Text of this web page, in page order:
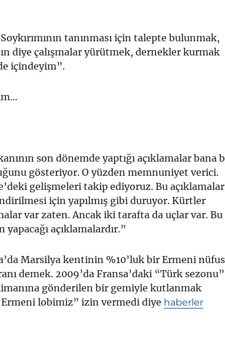
tanınması için talepte bulunmak,
diye çalışmalar yürütmek, dernekler kurmak
içindeyim”.
son dönemde yaptığı açıklamalar bana
gösteriyor. O yüzden memnuniyet verici.
gelişmeleri takip ediyoruz. Bu açıklamalar
için yapılmış gibi duruyor. Kürtler
var zaten. Ancak iki tarafta da uçlar var. Bu
açıklamalardır.”
Marsilya kentinin %10’luk bir Ermeni
demek. 2009’da Fransa’daki “Türk sezonu”
gönderilen bir gemiyle kutlanmak
lobimiz” izin vermedi diye haberler